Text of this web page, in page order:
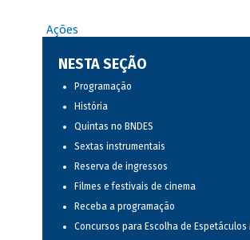
Ações
NESTA SEÇÃO
Programação
História
Quintas no BNDES
Sextas instrumentais
Reserva de ingressos
Filmes e festivais de cinema
Receba a programação
Concursos para Escolha de Espetáculos